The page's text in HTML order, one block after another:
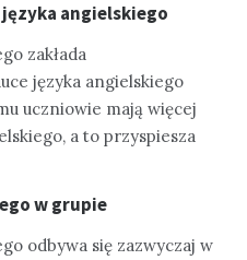
angielskiego
zakłada
języka angielskiego
uczniowie mają więcej
a to przyspiesza
w grupie
odbywa się zazwyczaj w